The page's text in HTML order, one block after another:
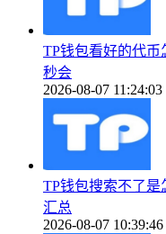
TP钱包看好的代
秒会
2026-08-07 11:24:03
TP钱包搜索不了
汇总
2026-08-07 10:39:46